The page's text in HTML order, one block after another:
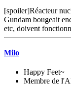
[spoiler]Réacteur
Gundam bougeait
etc, doivent
Milo
Happy Feet~
Membre de